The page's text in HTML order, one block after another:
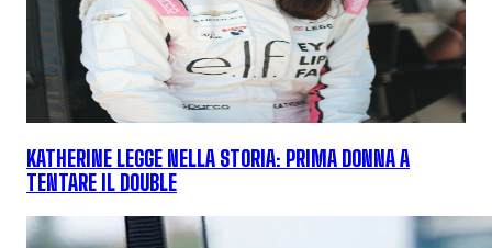
KATHERINE LEGGE NELLA STORIA: PRIMA DONNA A
TENTARE IL DOUBLE